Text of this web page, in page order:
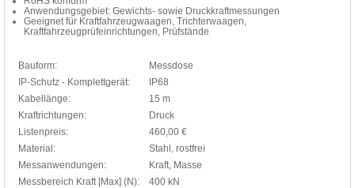
Anwendungsgebiet: Gewichts- sowie Druckkraftmessungen
Geeignet für Kraftfahrzeugwaagen, Trichterwaagen,
Kraftfahrzeugprüfeinrichtungen, Prüfstände
Bauform:
Messdose
IP-Schutz - Komplettgerät:
IP68
Kabellänge:
15 m
Kraftrichtungen:
Druck
Listenpreis:
460,00 €
Material:
Stahl, rostfrei
Messanwendungen:
Kraft, Masse
Messbereich Kraft [Max] (N):
400 kN